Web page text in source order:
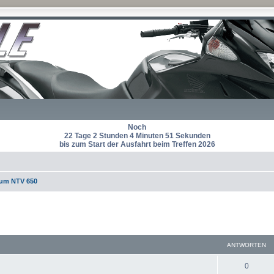
Noch
22 Tage 2 Stunden 4 Minuten 50 Sekunden
bis zum Start der Ausfahrt beim Treffen 2026
NTV 650
ANTWORTEN
0A